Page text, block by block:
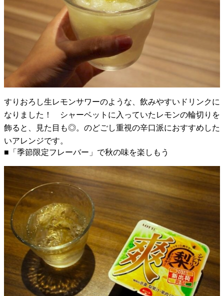
すりおろし生レモンサワーのような、飲みやすいドリンクに
なりました！ シャーベットに入っていたレモンの輪切りを
飾ると、見た目も◎。のどごし重視の辛口派におすすめした
いアレンジです。
■「季節限定フレーバー」で秋の味を楽しもう